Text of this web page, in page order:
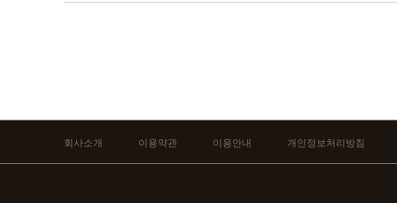
회사소개 이용약관 이용안내 개인정보처리방침